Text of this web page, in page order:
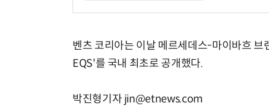
벤츠 코리아는 이날 메르세데스-마이바흐
EQS'를 국내 최초로 공개했다.
박진형기자 jin@etnews.com